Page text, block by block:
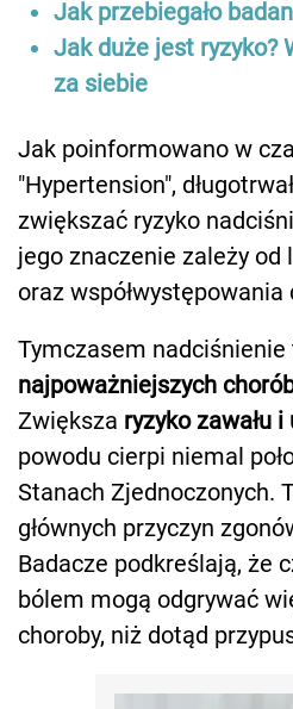
Jak przebiegało
Jak duże jest ryzyko?
za siebie
Jak poinformowano w
"Hypertension",
zwiększać ryzyko
jego znaczenie zależy od
oraz współwystępowania
Tymczasem nadciśnienie
najpoważniejszych
Zwiększa ryzyko zawału i
powodu cierpi niemal
Stanach Zjednoczonych.
głównych przyczyn
Badacze podkreślają, że
bólem mogą odgrywać
choroby, niż dotąd